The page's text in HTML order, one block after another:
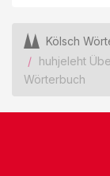
Kölsch
huhjeleht
Wörterbuch